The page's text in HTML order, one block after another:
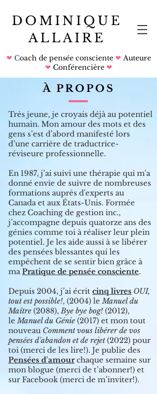
DOMINIQUE
ALLAIRE
❤ Coach de pensée consciente ❤ Auteure
❤ Conférencière ❤
À PROPOS
Très jeune, je croyais déjà au potentiel
humain. Mon amour des mots et des
gens s’est d’abord manifesté lors
d’une carrière de traductrice-
réviseure professionnelle.
En 1987, j’ai suivi une thérapie qui m'a
donné envie de suivre de nombreuses
formations auprès d'experts au
Canada et aux États-Unis. Formée
chez Coaching de gestion inc.,
j’accompagne depuis quatorze ans des
génies comme toi à réaliser leur plein
potentiel. Je les aide aussi à se libérer
des pensées blessantes qui les
empêchent de se sentir bien grâce à
maPratique de pensée consciente.
Depuis 2004, j’ai écrit cinq livres OUI,
tout est possible!, (2004) leManuel du
Maître (2088),Bye bye bog! (2012),
leManuel du Génie (2017) et mon tout
nouveau Comment vous libérer de vos
pensées d'abandon et de rejet(2022) pour
toi (merci de les lire!). Je publie des
Pensées d’amourchaque semaine sur
mon blogue (merci de t’abonner!) et
sur Facebook (merci de m’inviter!).